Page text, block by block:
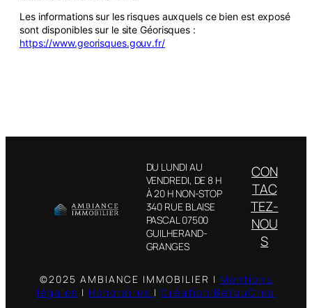
Les informations sur les risques auxquels ce bien est exposé
sont disponibles sur le site Géorisques :
https://www.georisques.gouv.fr/
DU LUNDI AU
VENDREDI, DE 8 H
À 20 H NON-STOP
340 RUE BLAISE
PASCAL 07500
GUILHERAND-
GRANGES
Facebook
Instagram
LinkedIn
CON
TAC
TEZ-
NOU
S
©2025 AMBIANCE IMMOBILIER | Mentions
légales | Honoraires | Création BeYouCrea